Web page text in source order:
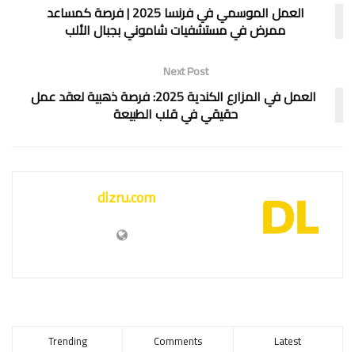
العمل الموسمي في فرنسا 2025 | فرصة كمساعد
ممرض في مستشفيات شاموني بجبال الألب
Next Post
العمل في المزارع الكندية 2025: فرصة ذهبية لعقد عمل
حقيقي في قلب الطبيعة
dlzru.com
Trending Comments Latest